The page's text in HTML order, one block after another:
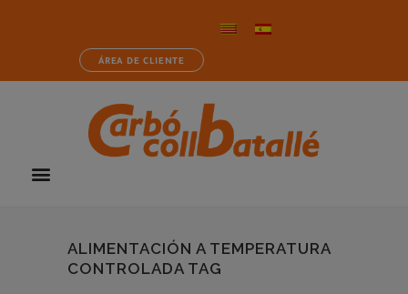
ÁREA DE CLIENTE
ALIMENTACIÓN A TEMPERATURA
CONTROLADA TAG